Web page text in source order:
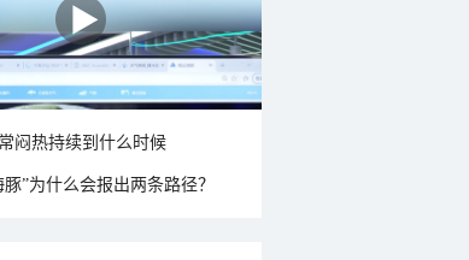
闷热持续到什么时候
豚”为什么会报出两条路径？